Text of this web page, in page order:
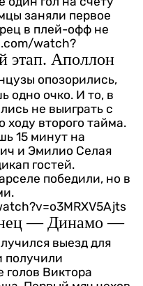
заняли первое
в плей-офф не
watch?
этап. Аполлон
опозорились,
одно очко. И то, в
не выиграть с
ходу второго тайма.
15 минут на
и Эмилио Селая
гостей.
победили, но в
— Динамо —
выезд для
получили
голов Виктора